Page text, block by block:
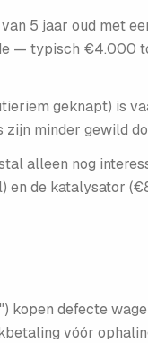
5 jaar oud met
— typisch
geknapt)
minder gewild
alleen nog
en de katalysator
defecte
vóór